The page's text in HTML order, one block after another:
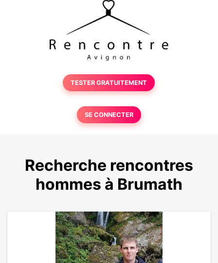
TESTER GRATUITEMENT
SE CONNECTER
Recherche rencontres
hommes à Brumath